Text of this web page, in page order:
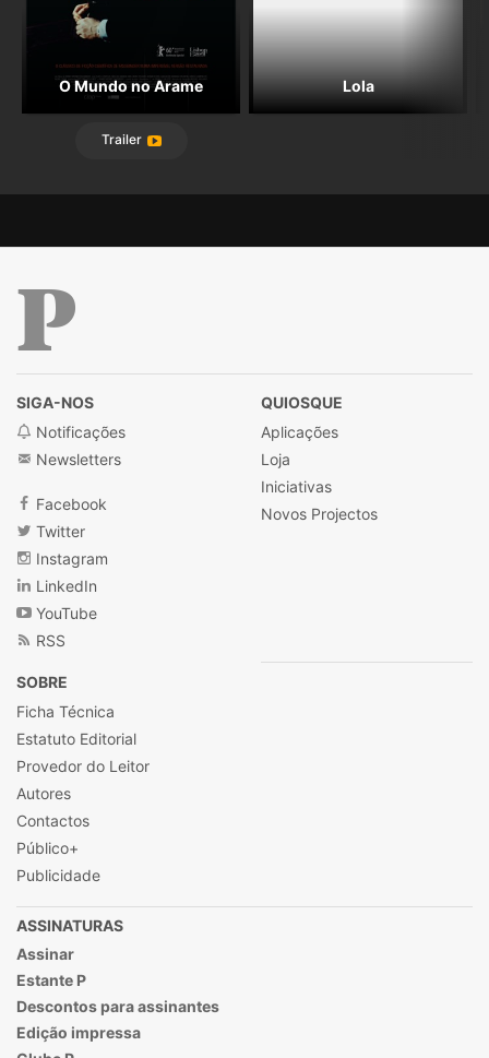
O Mundo no Arame
Trailer
Lola
SIGA-NOS
Notificações
Newsletters
Facebook
Twitter
Instagram
LinkedIn
YouTube
RSS
QUIOSQUE
Aplicações
Loja
Iniciativas
Novos Projectos
SOBRE
Ficha Técnica
Estatuto Editorial
Provedor do Leitor
Autores
Contactos
Público+
Publicidade
ASSINATURAS
Assinar
Estante P
Descontos para assinantes
Edição impressa